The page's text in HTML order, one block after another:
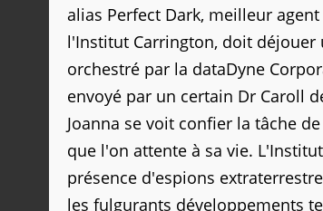
alias Perfect Dark, meilleur
l'Institut Carrington, doit
orchestré par la dataDyne
envoyé par un certain Dr Caroll
Joanna se voit confier la tâche
que l'on attente à sa vie.
présence d'espions
les fulgurants développements